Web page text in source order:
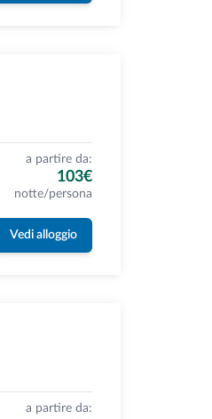
a partire da:
103€
notte/persona
Vedi alloggio
a partire da: